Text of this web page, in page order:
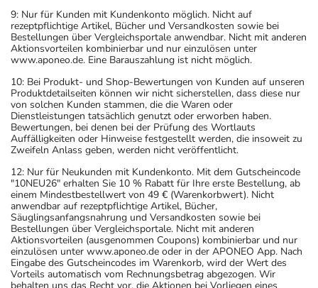
9: Nur für Kunden mit Kundenkonto möglich. Nicht auf
rezeptpflichtige Artikel, Bücher und Versandkosten sowie bei
Bestellungen über Vergleichsportale anwendbar. Nicht mit anderen
Aktionsvorteilen kombinierbar und nur einzulösen unter
www.aponeo.de. Eine Barauszahlung ist nicht möglich.
10: Bei Produkt- und Shop-Bewertungen von Kunden auf unseren
Produktdetailseiten können wir nicht sicherstellen, dass diese nur
von solchen Kunden stammen, die die Waren oder
Dienstleistungen tatsächlich genutzt oder erworben haben.
Bewertungen, bei denen bei der Prüfung des Wortlauts
Auffälligkeiten oder Hinweise festgestellt werden, die insoweit zu
Zweifeln Anlass geben, werden nicht veröffentlicht.
12: Nur für Neukunden mit Kundenkonto. Mit dem Gutscheincode
"10NEU26" erhalten Sie 10 % Rabatt für Ihre erste Bestellung, ab
einem Mindestbestellwert von 49 € (Warenkorbwert). Nicht
anwendbar auf rezeptpflichtige Artikel, Bücher,
Säuglingsanfangsnahrung und Versandkosten sowie bei
Bestellungen über Vergleichsportale. Nicht mit anderen
Aktionsvorteilen (ausgenommen Coupons) kombinierbar und nur
einzulösen unter www.aponeo.de oder in der APONEO App. Nach
Eingabe des Gutscheincodes im Warenkorb, wird der Wert des
Vorteils automatisch vom Rechnungsbetrag abgezogen. Wir